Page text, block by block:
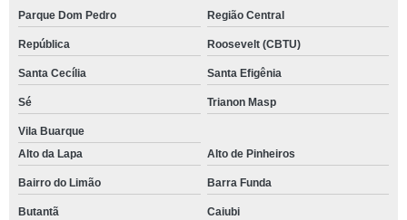
Parque Dom Pedro Região Central
República Roosevelt (CBTU)
Santa Cecília Santa Efigênia
Sé Trianon Masp
Vila Buarque
Alto da Lapa
Alto de Pinheiros
Bairro do Limão Barra Funda
Butantã Caiubi